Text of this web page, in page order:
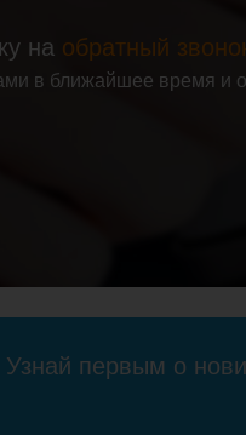
Комплект
подключения для
на обратный
в ближайшее время и
Узнай первым о